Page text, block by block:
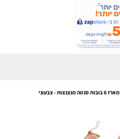
מארז 6 בובות סנטה מנצנצות - צבעוני